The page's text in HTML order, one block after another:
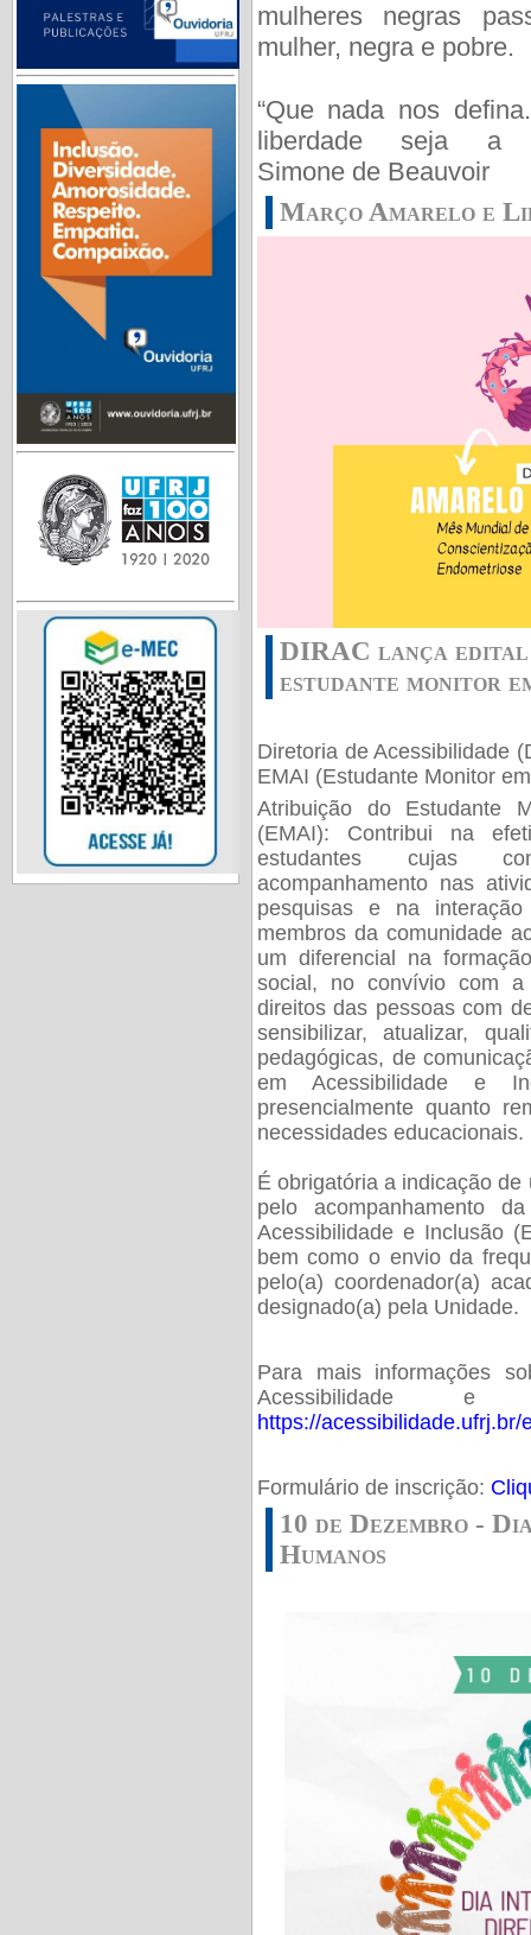
mulheres negras
mulher, negra e pobre.
“Que nada nos
liberdade seja a
Simone de Beauvoir
Março Amarelo e
DIRAC lança edital
estudante monitor
Diretoria de Acessibilidade
EMAI (Estudante Monitor
Atribuição do Estudante
(EMAI): Contribui na
estudantes cujas
acompanhamento nas
pesquisas e na
membros da comunidade
um diferencial na
social, no convívio com
direitos das pessoas com
sensibilizar, atualizar,
pedagógicas, de
em Acessibilidade e
presencialmente quanto
necessidades educacionais.
É obrigatória a indicação
pelo acompanhamento
Acessibilidade e Inclusão
bem como o envio da
pelo(a) coordenador(a)
designado(a) pela Unidade.
Para mais informações
Acessibilidade e
https://acessibilidade.ufrj.br/
Formulário de inscrição:
10 de Dezembro -
Humanos